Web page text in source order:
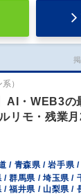
）
AI・WEB3の
リモ・残業
/ 青森県 / 岩手県
群馬県 / 埼玉県 /
福井県 / 山梨県 /